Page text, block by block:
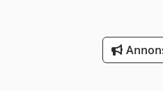
Ved Forespørsler